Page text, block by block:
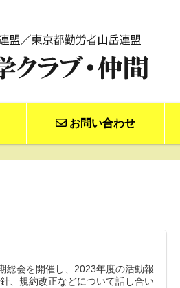
お問い合わせ
総会を開催し、2023年度の活動報
、規約改正などについて話し合い